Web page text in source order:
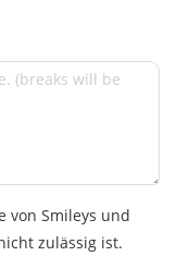
von Smileys und
zulässig ist.